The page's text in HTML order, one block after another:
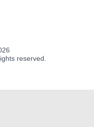
reserved.